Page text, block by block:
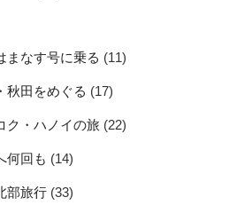
まなす号に乗る (11)
秋田をめぐる (17)
ク・ハノイの旅 (22)
何回も (14)
部旅行 (33)